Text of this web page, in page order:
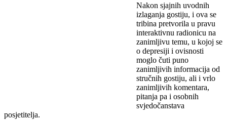
Nakon sjajnih uvodnih
izlaganja gostiju, i ova se
tribina pretvorila u pravu
interaktivnu radionicu na
zanimljivu temu, u kojoj se
o depresiji i ovisnosti
moglo čuti puno
zanimljivih informacija od
stručnih gostiju, ali i vrlo
zanimljivih komentara,
pitanja pa i osobnih
svjedočanstava
posjetitelja.